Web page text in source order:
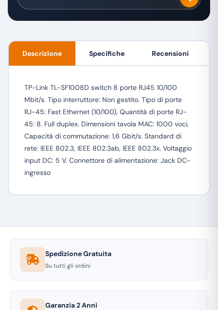
Descrizione Specifiche Recensioni
TP-Link TL-SF1008D switch 8 porte RJ45 10/100
Mbit/s. Tipo interruttore: Non gestito. Tipo di porte
RJ-45: Fast Ethernet (10/100), Quantità di porte RJ-
45: 8. Full duplex. Dimensioni tavola MAC: 1000 voci,
Capacità di commutazione: 1,6 Gbit/s. Standard di
rete: IEEE 802.3, IEEE 802.3ab, IEEE 802.3x. Voltaggio
input DC: 5 V. Connettore di alimentazione: Jack DC-
ingresso
Spedizione Gratuita
Su tutti gli ordini
Garanzia 2 Anni